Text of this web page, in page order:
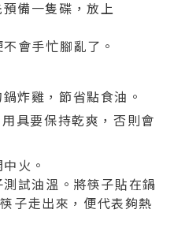
備一隻碟，放上
會手忙腳亂了。
炸雞，節省點食油。
用具要保持乾爽，否則會
火。
試油溫。將筷子貼在鍋
子走出來，便代表夠熱